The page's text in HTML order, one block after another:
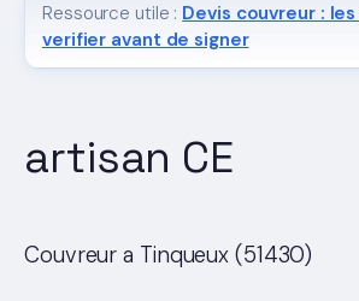
artisan CE
Couvreur a Tinqueux (51430)
Ressource utile : Devis couvreur :
verifier avant de signer